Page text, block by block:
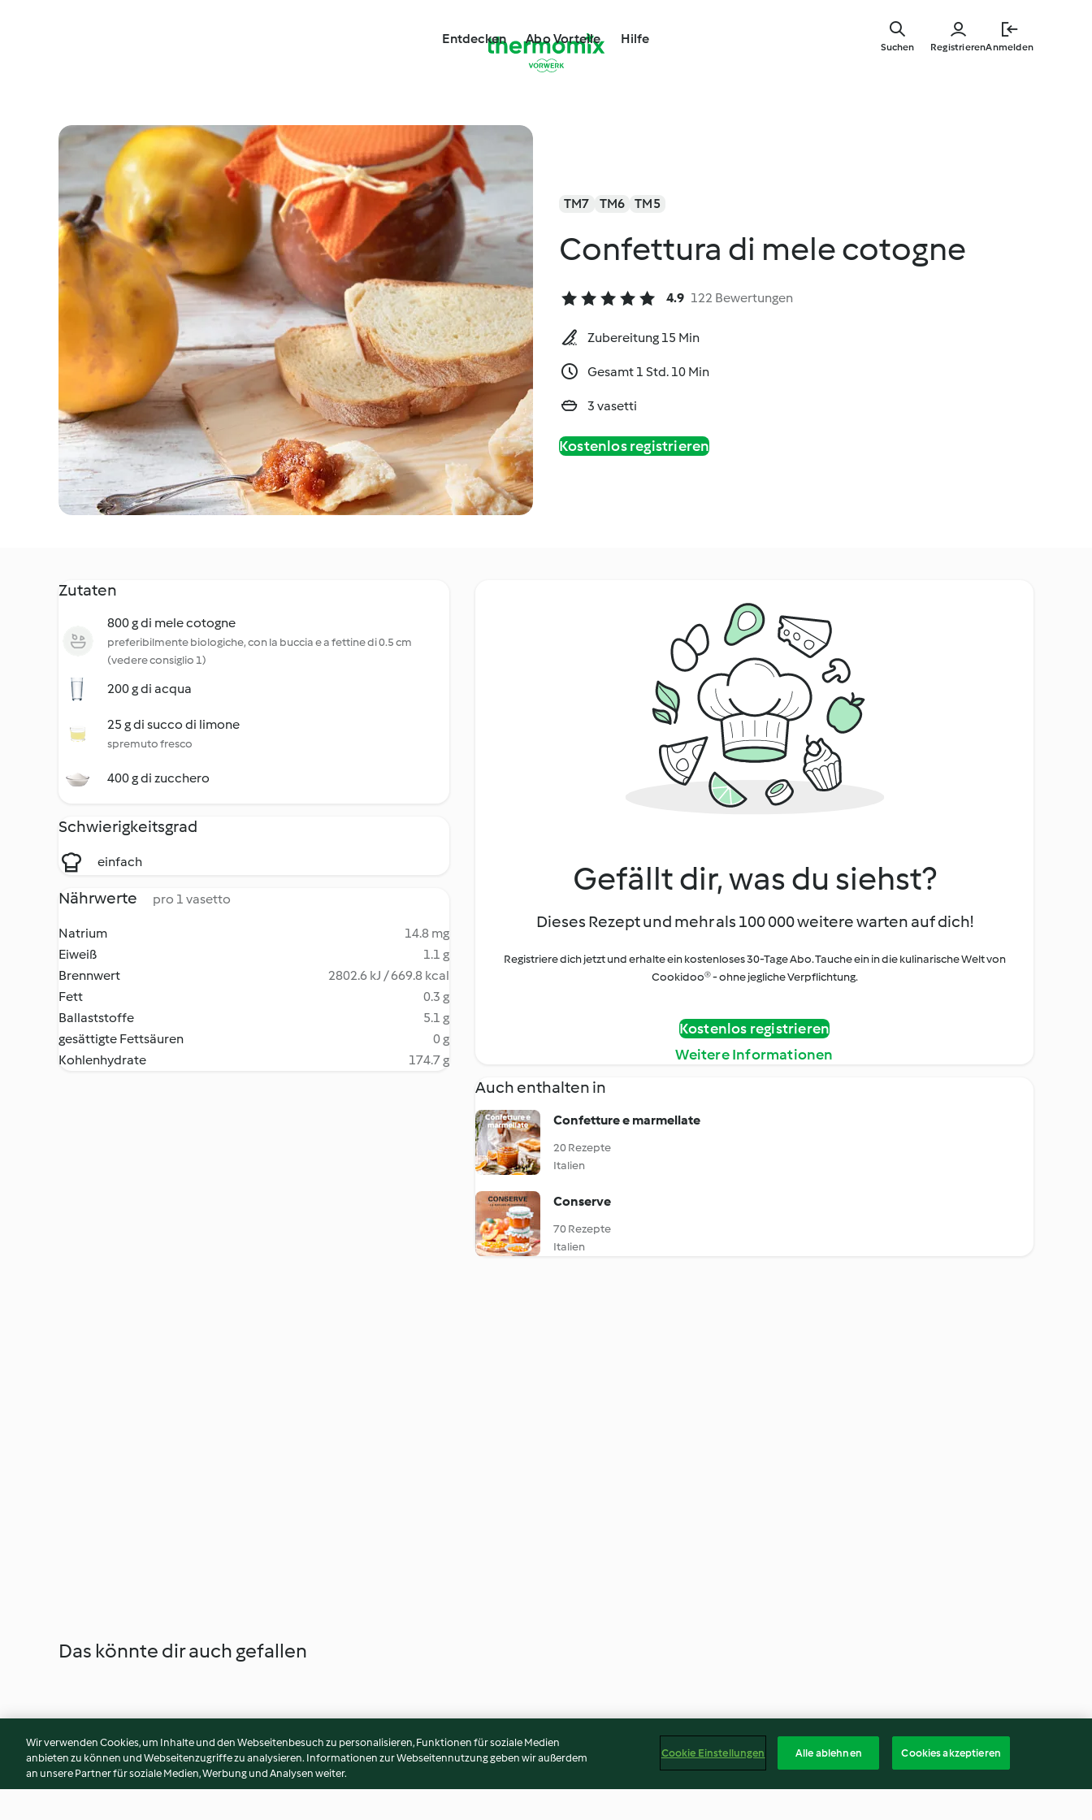
Entdecken Abo Vorteile Hilfe
RegistrierenAnmelden
Suchen
TM7 TM6 TM5
Confettura di mele cotogne
4.9 122 Bewertungen
Zubereitung 15 Min
Gesamt 1 Std. 10 Min
3 vasetti
Kostenlos registrieren
Zutaten
800 g di mele cotogne
preferibilmente biologiche, con la buccia e a fettine di 0.5 cm
(vedere consiglio 1)
200 g di acqua
25 g di succo di limone
spremuto fresco
400 g di zucchero
Schwierigkeitsgrad
einfach
Nährwerte pro 1 vasetto
Natrium
14.8 mg
Eiweiß
1.1 g
Brennwert
2802.6 kJ / 669.8 kcal
Fett
0.3 g
Ballaststoffe
5.1 g
gesättigte Fettsäuren
0 g
Kohlenhydrate
174.7 g
Gefällt dir, was du siehst?
Dieses Rezept und mehr als 100 000 weitere warten auf dich!
Registriere dich jetzt und erhalte ein kostenloses 30-Tage Abo. Tauche ein in die kulinarische Welt von
Cookidoo® - ohne jegliche Verpflichtung.
Kostenlos registrieren
Weitere Informationen
Auch enthalten in
Confetture e marmellate
20 Rezepte
Italien
Conserve
70 Rezepte
Italien
Das könnte dir auch gefallen
Wir verwenden Cookies, um Inhalte und den Webseitenbesuch zu personalisieren, Funktionen für soziale Medien
anbieten zu können und Webseitenzugriffe zu analysieren. Informationen zur Webseitennutzung geben wir außerdem
an unsere Partner für soziale Medien, Werbung und Analysen weiter.
Cookie Einstellungen Alle ablehnen Cookies akzeptieren